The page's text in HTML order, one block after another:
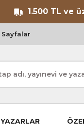
1.500 TL ve
Sayfalar
YAZARLAR